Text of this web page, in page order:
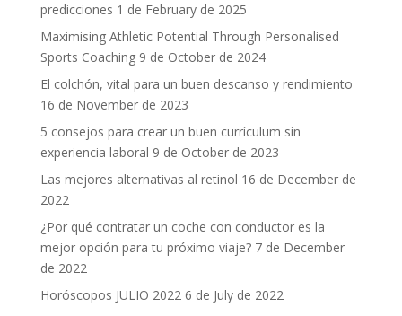
predicciones 1 de February de 2025
Maximising Athletic Potential Through Personalised
Sports Coaching 9 de October de 2024
El colchón, vital para un buen descanso y rendimiento
16 de November de 2023
5 consejos para crear un buen currículum sin
experiencia laboral 9 de October de 2023
Las mejores alternativas al retinol 16 de December de
2022
¿Por qué contratar un coche con conductor es la
mejor opción para tu próximo viaje? 7 de December
de 2022
Horóscopos JULIO 2022 6 de July de 2022